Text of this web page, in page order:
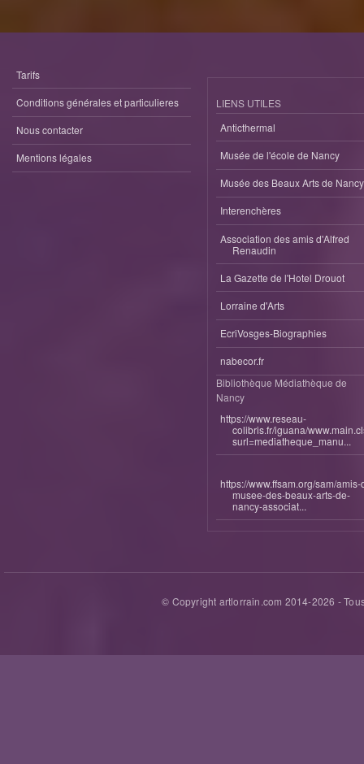
Tarifs
Conditions générales et particulieres
Nous contacter
Mentions légales
LIENS UTILES
Anticthermal
Musée de l'école de Nancy
Musée des Beaux Arts de Nancy
Interenchères
Association des amis d'Alfred
Renaudin
La Gazette de l'Hotel Drouot
Lorraine d'Arts
EcriVosges-Biographies
nabecor.fr
Bibliothèque Médiathèque de
Nancy
https://www.reseau-
colibris.fr/iguana/
surl=mediatheque_manu...
https://www.ffsam.org/sam/amis-
musee-des-beaux-arts-de-
nancy-associat...
© Copyright artlorrain.com 2014-2026 -